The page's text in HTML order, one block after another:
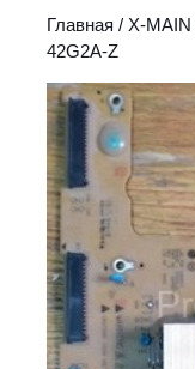
Главная / X-MAIN
42G2A-Z